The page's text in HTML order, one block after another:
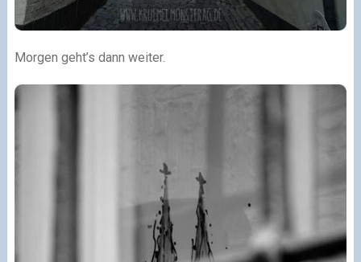
Morgen geht’s dann weiter.